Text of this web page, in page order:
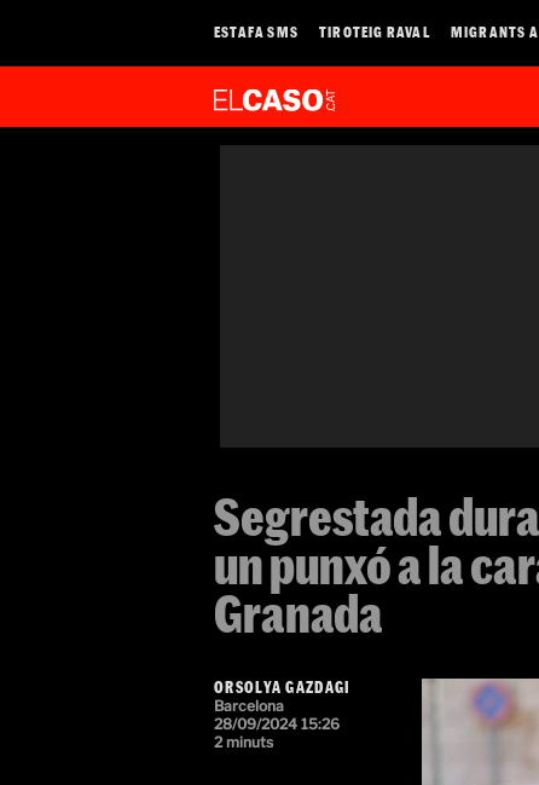
ESTAFA SMS TIROTEIG RAVAL MIGRANTS
Segrestada
un punxó a la
Granada
ORSOLYA GAZDAGI
Barcelona
28/09/2024 15:26
2 minuts